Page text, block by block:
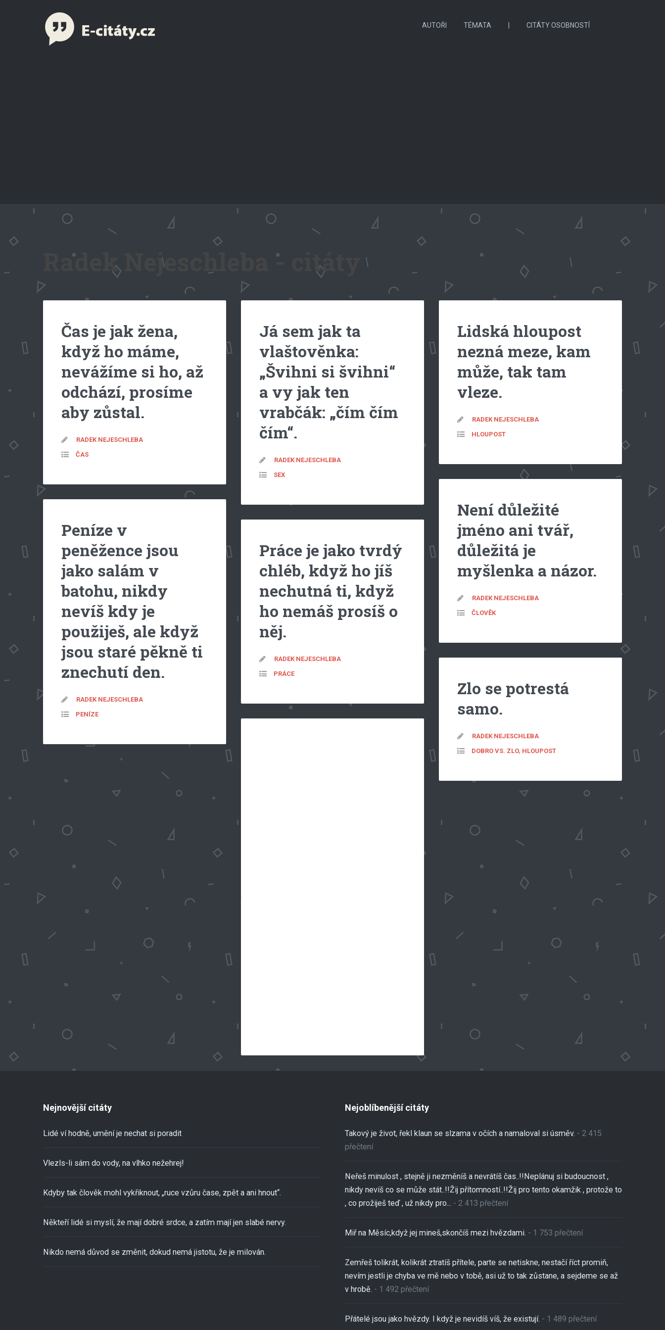
AUTOŘI TÉMATA CITÁTY OSOBNOSTÍ
Radek Nejeschleba - citáty
Čas je jak žena,
když ho máme,
nevážíme si ho, až
odchází, prosíme
aby zůstal.
RADEK NEJESCHLEBA
ČAS
Já sem jak ta
vlaštověnka:
„Švihni si švihni“
a vy jak ten
vrabčák: „čím čím
čím“.
RADEK NEJESCHLEBA
SEX
Lidská hloupost
nezná meze, kam
může, tak tam
vleze.
RADEK NEJESCHLEBA
HLOUPOST
Není důležité
jméno ani tvář,
důležitá je
myšlenka a názor.
RADEK NEJESCHLEBA
ČLOVĚK
Peníze v
peněžence jsou
jako salám v
batohu, nikdy
nevíš kdy je
použiješ, ale když
jsou staré pěkně ti
znechutí den.
RADEK NEJESCHLEBA
PENÍZE
Práce je jako tvrdý
chléb, když ho jíš
nechutná ti, když
ho nemáš prosíš o
něj.
RADEK NEJESCHLEBA
PRÁCE
Zlo se potrestá
samo.
RADEK NEJESCHLEBA
DOBRO VS. ZLO, HLOUPOST
Nejnovější citáty
Lidé ví hodně, umění je nechat si poradit
Vlezls-li sám do vody, na vlhko nežehrej!
Kdyby tak člověk mohl vykřiknout, „ruce vzůru čase, zpět a ani hnout“.
Někteří lidé si myslí, že mají dobré srdce, a zatím mají jen slabé nervy.
Nikdo nemá důvod se změnit, dokud nemá jistotu, že je milován.
Nejoblíbenější citáty
Takový je život, řekl klaun se slzama v očích a namaloval si úsměv. - 2 415
přečtení
Neřeš minulost , stejně ji nezměníš a nevrátíš čas..!!Neplánuj si budoucnost ,
nikdy nevíš co se může stát..!!Žij přítomností..!!Žij pro tento okamžik , protože to
, co prožiješ teď , už nikdy pro... - 2 413 přečtení
Miř na Měsíc,když jej mineš,skončíš mezi hvězdami. - 1 753 přečtení
Zemřeš tolikrát, kolikrát ztratíš přítele, parte se netiskne, nestačí říct promiň,
nevím jestli je chyba ve mě nebo v tobě, asi už to tak zůstane, a sejdeme se až
v hrobě. - 1 492 přečtení
Přátelé jsou jako hvězdy. I když je nevidíš víš, že existují. - 1 489 přečtení